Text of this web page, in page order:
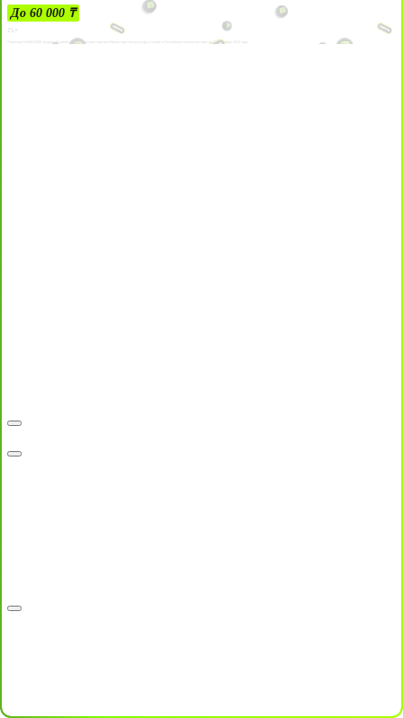
До 60 000 ₸
21+
Лицензии №24514359, выданной комитетом индустрии туризма Министерства культуры и спорта Республики Казахстан срок до 27 сентября 2034 года.